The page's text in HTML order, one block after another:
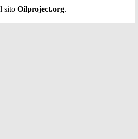
sito Oilproject.org.